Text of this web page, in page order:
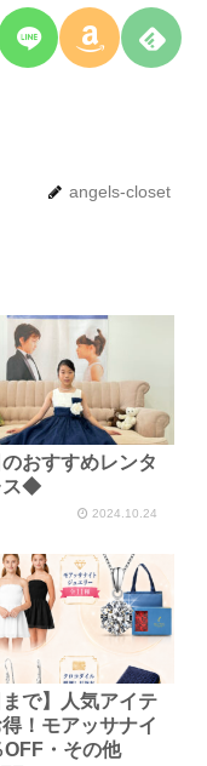
angels-closet
おすすめレンタ
ス◆
2024.10.24
まで】人気アイテ
！モアッサナイ
OFF・その他